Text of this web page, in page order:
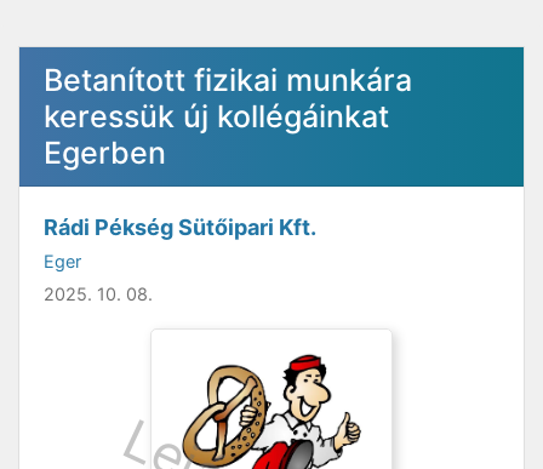
Betanított fizikai munkára
keressük új kollégáinkat
Egerben
Rádi Pékség Sütőipari Kft.
Eger
2025. 10. 08.